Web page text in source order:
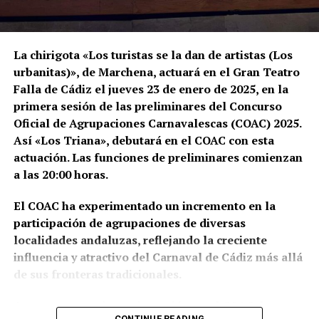
Antonio Borrego Martín es un destacado referente
festividad se remonta a su juventud en Cádiz, donde
participó en diversas agrupaciones, incluyendo el
Coro de la Isla, participando en varias ocasiones en
el Concurso Oficial de Agrupaciones Carnavalescas
(COAC) del Gran Teatro Falla.
A los 23 años, se trasladó a Marchena, donde el
La chirigota «Los turistas se la dan de artistas (Los
urbanitas)», de Marchena, actuará en el Gran Teatro
Falla de Cádiz el jueves 23 de enero de 2025, en la
primera sesión de las preliminares del Concurso
Oficial de Agrupaciones Carnavalescas (COAC) 2025.
Así«Los Triana», debutará en el COAC con esta
actuación.Las funciones de preliminares comienzan
a las 20:00 horas.
El COAC ha experimentado un incremento en la
participación de agrupaciones de diversas
localidades andaluzas, reflejando la creciente
influencia y atractivo del Carnaval de Cádiz más allá
de sus fronteras tradicionales.
Aunque es su primera incursión en el COAC, la